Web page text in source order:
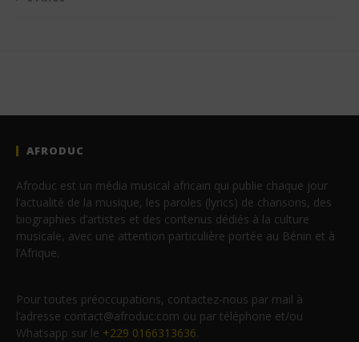
AFRODUC
Afroduc est un média musical africain qui publie chaque jour
l’actualité de la musique, les paroles (lyrics) de chansons, des
biographies d’artistes et des contenus dédiés à la culture
musicale, avec une attention particulière portée au Bénin et à
l’Afrique.
Pour toutes préoccupations, contactez-nous par mail à
l’adresse contact@afroduc.com ou par téléphone et/ou
Whatsapp sur le +229 0166313636.